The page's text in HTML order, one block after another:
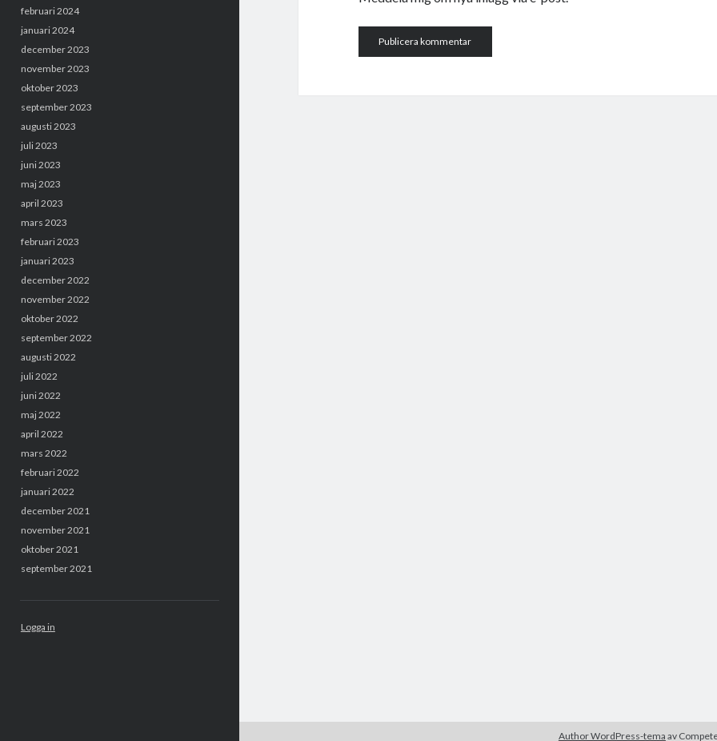
februari 2024
januari 2024
december 2023
november 2023
oktober 2023
september 2023
augusti 2023
juli 2023
juni 2023
maj 2023
april 2023
mars 2023
februari 2023
januari 2023
december 2022
november 2022
oktober 2022
september 2022
augusti 2022
juli 2022
juni 2022
maj 2022
april 2022
mars 2022
februari 2022
januari 2022
december 2021
november 2021
oktober 2021
september 2021
Logga in
Author WordPress-tema av